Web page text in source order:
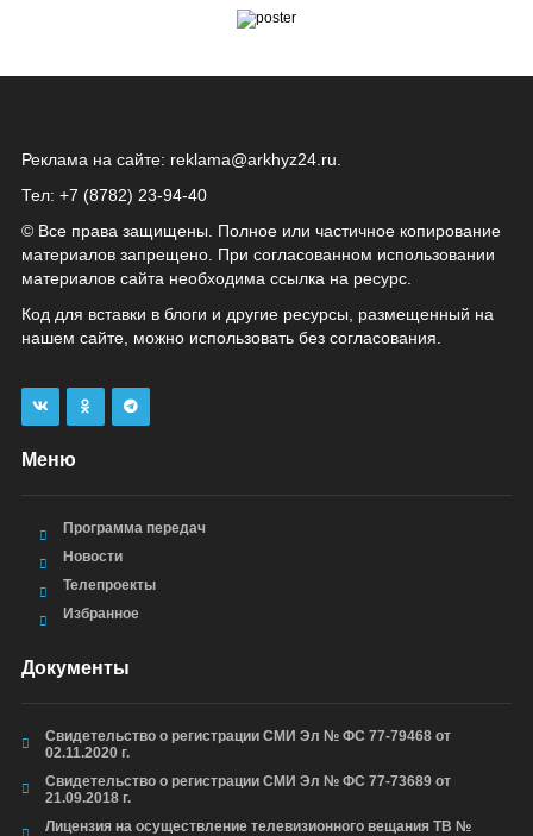
Реклама на сайте: reklama@arkhyz24.ru
Тел: +7 (8782) 23‑94‑40
© Все права защищены. Полное или частичное копирование
материалов запрещено. При согласованном использовании
материалов сайта необходима ссылка на ресурс.
Код для вставки в блоги и другие ресурсы, размещенный на
нашем сайте, можно использовать без согласования.
Меню
Программа передач
Новости
Телепроекты
Избранное
Документы
Свидетельство о регистрации СМИ Эл № ФС 77-79468 от
02.11.2020 г.
Свидетельство о регистрации СМИ Эл № ФС 77-73689 от
21.09.2018 г.
Лицензия на осуществление телевизионного вещания ТВ №